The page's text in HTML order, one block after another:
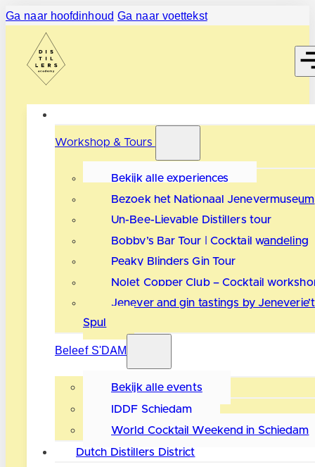
Ga naar hoofdinhoud Ga naar voettekst
Workshop & Tours
Bekijk alle experiences
Bezoek het Nationaal Jenevermuseum
Un-Bee-Lievable Distillers tour
Bobby’s Bar Tour | Cocktail wandeling
Peaky Blinders Gin Tour
Nolet Copper Club – Cocktail
Jenever and gin tastings by Jeneverie’t
Spul
Beleef S'DAM
Bekijk alle events
IDDF Schiedam
World Cocktail Weekend in Schiedam
Dutch Distillers District